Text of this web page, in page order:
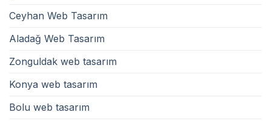
Ceyhan Web Tasarım
Aladağ Web Tasarım
Zonguldak web tasarım
Konya web tasarım
Bolu web tasarım